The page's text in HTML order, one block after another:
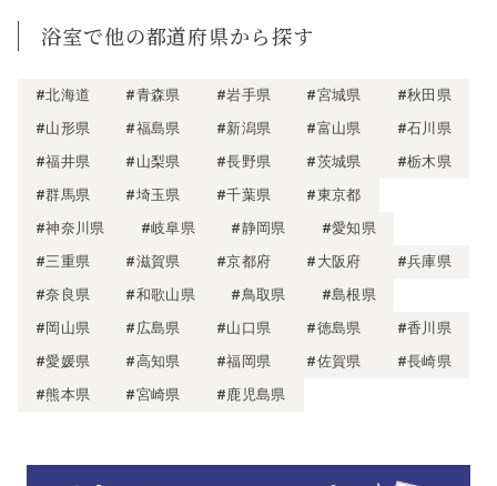
浴室で他の都道府県から探す
#北海道 #青森県 #岩手県 #宮城県
#秋田県
#山形県
#福島県 #新潟県 #富山県
#石川県
#福井県
#山梨県 #長野県 #茨城県
#栃木県
#群馬県
#埼玉県 #千葉県
#東京都
#神奈川県
#岐阜県 #静岡県
#愛知県
#三重県
#滋賀県 #京都府 #大阪府
#兵庫県
#奈良県
#和歌山県 #鳥取県
#島根県
#岡山県
#広島県 #山口県 #徳島県
#香川県
#愛媛県
#高知県 #福岡県 #佐賀県
#長崎県
#熊本県
#宮崎県 #鹿児島県